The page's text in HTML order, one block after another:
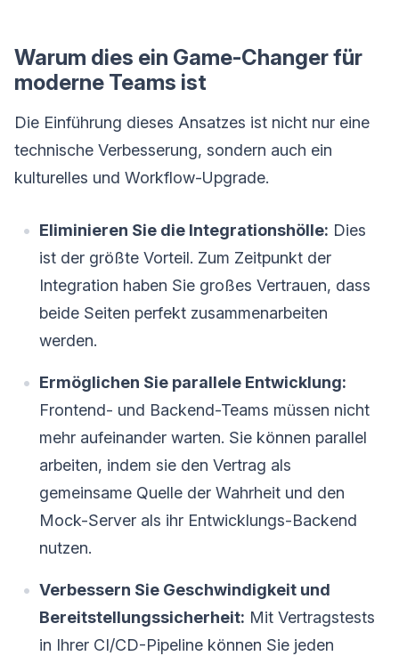
Warum dies ein Game-Changer für
moderne Teams ist
Die Einführung dieses Ansatzes ist nicht nur eine
technische Verbesserung, sondern auch ein
kulturelles und Workflow-Upgrade.
Eliminieren Sie die Integrationshölle: Dies
ist der größte Vorteil. Zum Zeitpunkt der
Integration haben Sie großes Vertrauen, dass
beide Seiten perfekt zusammenarbeiten
werden.
Ermöglichen Sie parallele Entwicklung:
Frontend- und Backend-Teams müssen nicht
mehr aufeinander warten. Sie können parallel
arbeiten, indem sie den Vertrag als
gemeinsame Quelle der Wahrheit und den
Mock-Server als ihr Entwicklungs-Backend
nutzen.
Verbessern Sie Geschwindigkeit und
Bereitstellungssicherheit: Mit Vertragstests
in Ihrer CI/CD-Pipeline können Sie jeden